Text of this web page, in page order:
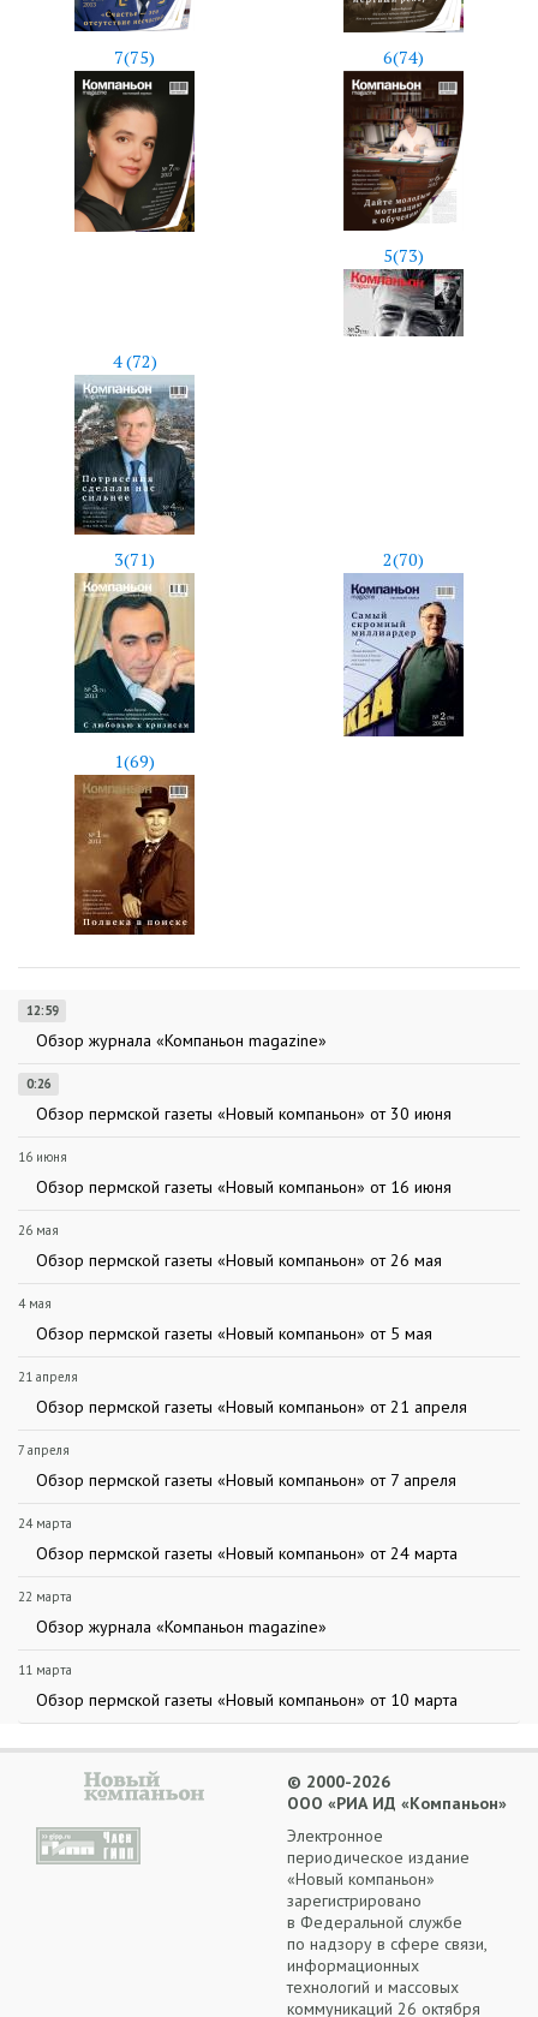
7(75) 6(74)
5(73)
4 (72)
3(71) 2(70)
1(69)
12:59
Обзор журнала «Компаньон magazine»
0:26
Обзор пермской газеты «Новый компаньон» от 30 июня
16 июня
Обзор пермской газеты «Новый компаньон» от 16 июня
26 мая
Обзор пермской газеты «Новый компаньон» от 26 мая
4 мая
Обзор пермской газеты «Новый компаньон» от 5 мая
21 апреля
Обзор пермской газеты «Новый компаньон» от 21 апреля
7 апреля
Обзор пермской газеты «Новый компаньон» от 7 апреля
24 марта
Обзор пермской газеты «Новый компаньон» от 24 марта
22 марта
Обзор журнала «Компаньон magazine»
11 марта
Обзор пермской газеты «Новый компаньон» от 10 марта
© 2000-2026
ООО «РИА ИД «Компаньон»
Электронное
периодическое издание
«Новый компаньон»
зарегистрировано
в Федеральной службе
по надзору в сфере связи,
информационных
технологий и массовых
коммуникаций 26 октября